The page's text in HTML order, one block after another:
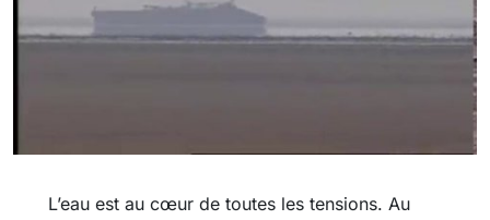
L’eau est au cœur de toutes les tensions. Au